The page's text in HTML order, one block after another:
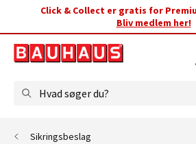
Click & Collect er gratis for
Bliv medlem her!
Hvad søger du?
Sikringsbeslag